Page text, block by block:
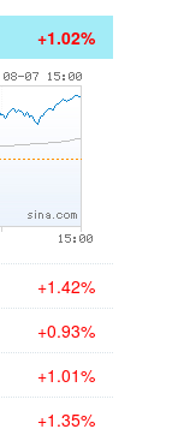
+1.02%
+1.42%
+0.93%
+1.01%
+1.35%